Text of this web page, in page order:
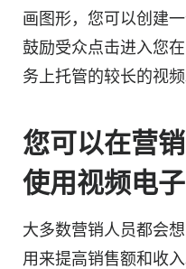
画图形，您可以创建
鼓励受众点击进入您
务上托管的较长的视频
您可以在营
使用视频电
大多数营销人员都会
用来提高销售额和收